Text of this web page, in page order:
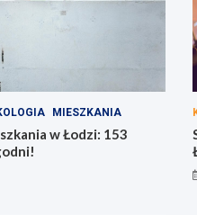
MIESZKANIA
w Łodzi: 153